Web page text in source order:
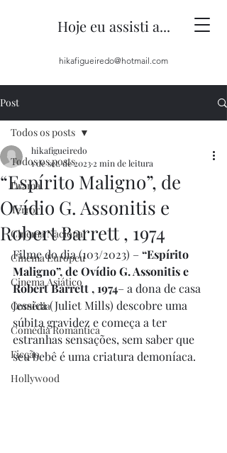
Hoje eu assisti a...
hikafigueiredo@hotmail.com
Post
Todos os posts
Drama
Terror
Cinema Nacional
Cinema Europeu
Cinema Asiático
Comédia
Comédia Romântica
Ficção
Hollywood
Todos os posts
“Espírito Maligno”, de
Ovídio G. Assonitis e
Robert Barrett , 1974
hikafigueiredo
1 de set. de 2023 2 min de leitura
Filme do dia (103/2023) – “Espírito
Maligno”, de Ovídio G. Assonitis e
Robert Barrett , 1974– a dona de casa
Jessica (Juliet Mills) descobre uma
súbita gravidez e começa a ter
estranhas sensações, sem saber que
seu bebê é uma criatura demoníaca.